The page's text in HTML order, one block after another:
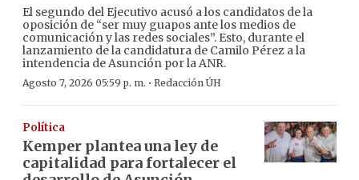
El segundo del Ejecutivo acusó a los candidatos de la
oposición de “ser muy guapos ante los medios de
comunicación y las redes sociales”. Esto, durante el
lanzamiento de la candidatura de Camilo Pérez a la
intendencia de Asunción por la ANR.
Agosto 7, 2026 05:59 p. m. · Redacción ÚH
Política
Kemper plantea una ley de
capitalidad para fortalecer el